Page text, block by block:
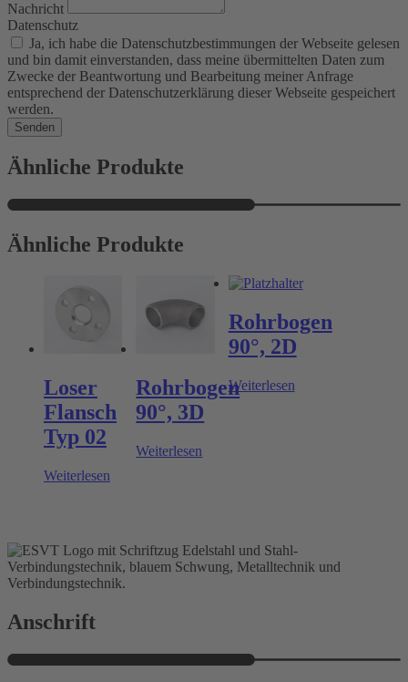
Nachricht
Datenschutz
Ja, ich habe die Datenschutzbestimmungen der Webseite gelesen
und bin damit einverstanden, dass meine übermittelten Daten zum
Zwecke der Beantwortung und Bearbeitung meiner Anfrage
entsprechend der Datenschutzerklärung dieser Webseite gespeichert
werden.
Senden
Ähnliche Produkte
Ähnliche Produkte
Loser
Flansch
Typ 02
Weiterlesen
Rohrbogen
90°, 3D
Weiterlesen
Rohrbogen
90°, 2D
Weiterlesen
Anschrift